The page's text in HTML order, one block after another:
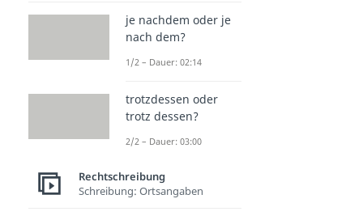
je nachdem oder je
nach dem?
1/2 – Dauer: 02:14
trotzdessen oder
trotz dessen?
2/2 – Dauer: 03:00
Rechtschreibung
Schreibung: Ortsangaben